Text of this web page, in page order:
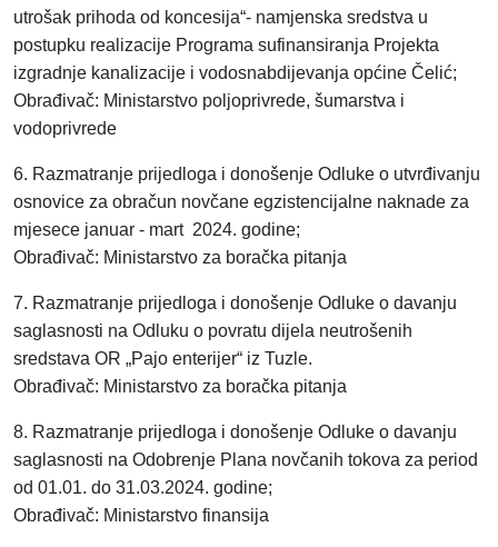
utrošak prihoda od koncesija“- namjenska sredstva u
postupku realizacije Programa sufinansiranja Projekta
izgradnje kanalizacije i vodosnabdijevanja općine Čelić;
Obrađivač: Ministarstvo poljoprivrede, šumarstva i
vodoprivrede
6. Razmatranje prijedloga i donošenje Odluke o utvrđivanju
osnovice za obračun novčane egzistencijalne naknade za
mjesece januar - mart 2024. godine;
Obrađivač: Ministarstvo za boračka pitanja
7. Razmatranje prijedloga i donošenje Odluke o davanju
saglasnosti na Odluku o povratu dijela neutrošenih
sredstava OR „Pajo enterijer“ iz Tuzle.
Obrađivač: Ministarstvo za boračka pitanja
8. Razmatranje prijedloga i donošenje Odluke o davanju
saglasnosti na Odobrenje Plana novčanih tokova za period
od 01.01. do 31.03.2024. godine;
Obrađivač: Ministarstvo finansija